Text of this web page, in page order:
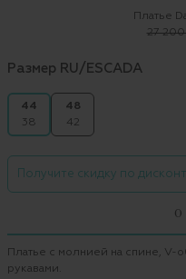
Платье
27 200
Размер RU/ESCADA
44
38
48
42
Получите скидку по
Платье с молнией на спине, V-
рукавами.